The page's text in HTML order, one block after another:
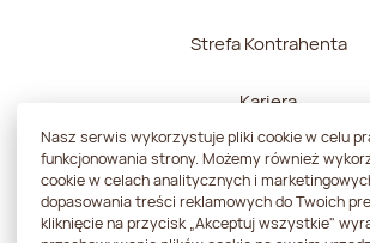
Strefa Kontrahenta
Kariera
Kontakt
Nasz serwis wykorzystuje pliki cookie w celu
funkcjonowania strony. Możemy również
cookie w celach analitycznych i
dopasowania treści reklamowych do Twoich
kliknięcie na przycisk „Akceptuj wszystkie"